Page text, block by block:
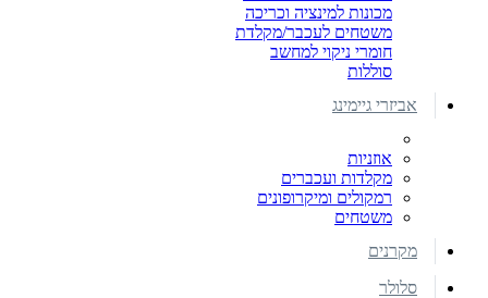
מכונות למינציה וכריכה
משטחים לעכבר/מקלדת
חומרי ניקוי למחשב
סוללות
אביזרי גיימינג
אוזניות
מקלדות ועכברים
רמקולים ומיקרופונים
משטחים
מקרנים
סלולר